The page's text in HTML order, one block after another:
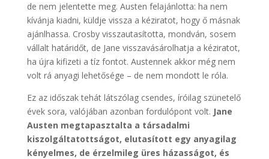
de nem jelentette meg. Austen felajánlotta: ha nem
kívánja kiadni, küldje vissza a kéziratot, hogy ő másnak
ajánlhassa. Crosby visszautasította, mondván, sosem
vállalt határidőt, de Jane visszavásárolhatja a kéziratot,
ha újra kifizeti a tíz fontot. Austennek akkor még nem
volt rá anyagi lehetősége – de nem mondott le róla.
Ez az időszak tehát látszólag csendes, íróilag szünetelő
évek sora, valójában azonban fordulópont volt. Jane
Austen megtapasztalta a társadalmi
kiszolgáltatottságot, elutasított egy anyagilag
kényelmes, de érzelmileg üres házasságot, és